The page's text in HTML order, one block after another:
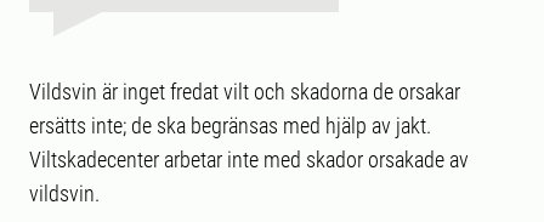
Vildsvin är inget fredat vilt och skadorna de orsakar
ersätts inte; de ska begränsas med hjälp av jakt.
Viltskadecenter arbetar inte med skador orsakade av
vildsvin.